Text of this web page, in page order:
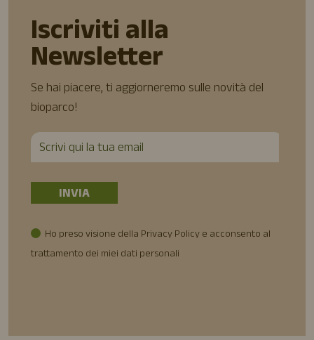
Iscriviti alla
Newsletter
Se hai piacere, ti aggiorneremo sulle novità del
bioparco!
Ho preso visione della Privacy Policy e acconsento al
trattamento dei miei dati personali